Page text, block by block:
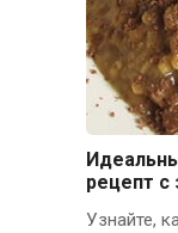
рецепт
Узнайте,